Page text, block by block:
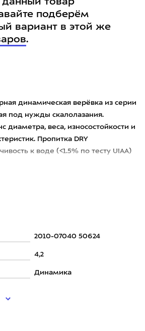
динамическая верёвка из серии
под нужды скалолазания.
диаметра, веса, износостойкости и
Пропитка DRY
к воде (<1.5% по тесту UIAA)
2010-07040 50624
4,2
Динамика
товар
подберём
вариант в этой же
.